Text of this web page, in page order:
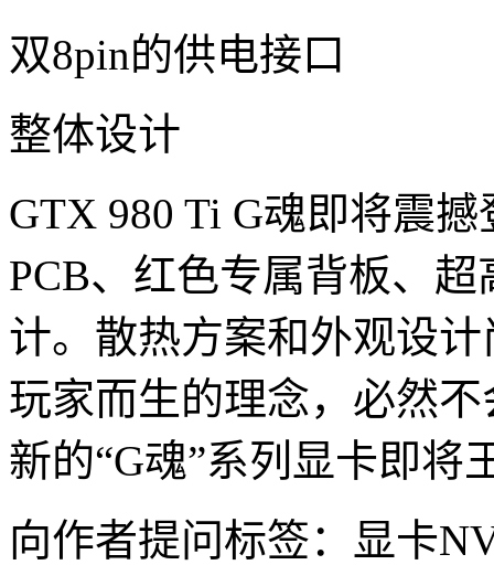
双8pin的供电接口
整体设计
GTX 980 Ti G魂即将震
PCB、红色专属背板、
计。散热方案和外观设
玩家而生的理念，必然
新的“G魂”系列显卡即将
向作者提问标签：显卡